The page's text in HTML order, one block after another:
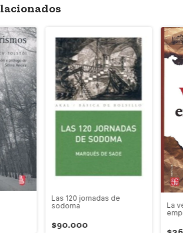
Las 120 jornadas de
sodoma
$90.000
La